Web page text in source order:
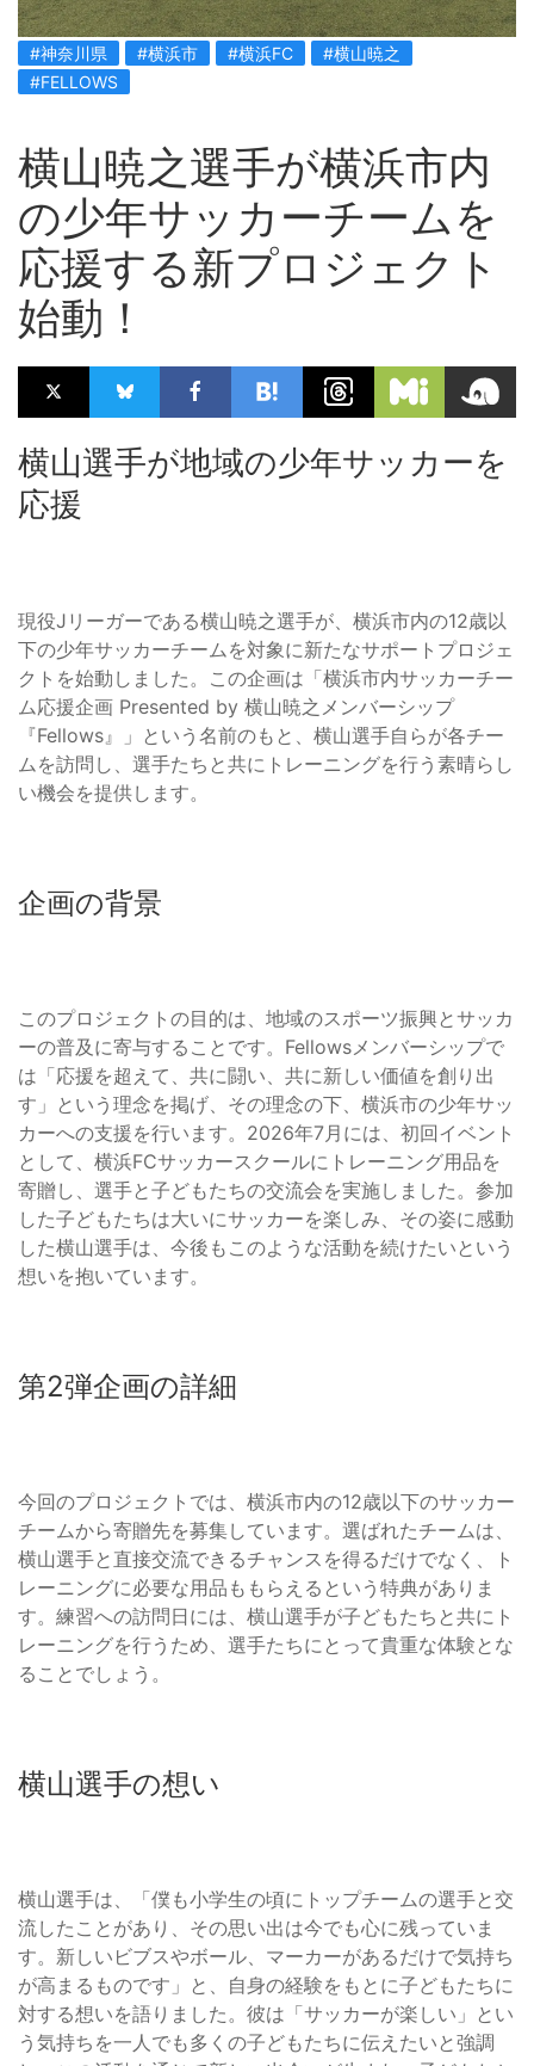
#神奈川県 #横浜市 #横浜FC
#横山暁之
#FELLOWS
横山暁之選手が横浜市内
の少年サッカーチームを
応援する新プロジェクト
始動！
横山選手が地域の少年サッカーを
応援
現役Jリーガーである横山暁之選手が、横浜市内の12歳以
下の少年サッカーチームを対象に新たなサポートプロジェ
クトを始動しました。この企画は「横浜市内サッカーチー
ム応援企画 Presented by 横山暁之メンバーシップ
『Fellows』」という名前のもと、横山選手自らが各チー
ムを訪問し、選手たちと共にトレーニングを行う素晴らし
い機会を提供します。
企画の背景
このプロジェクトの目的は、地域のスポーツ振興とサッカ
ーの普及に寄与することです。Fellowsメンバーシップで
は「応援を超えて、共に闘い、共に新しい価値を創り出
す」という理念を掲げ、その理念の下、横浜市の少年サッ
カーへの支援を行います。2026年7月には、初回イベント
として、横浜FCサッカースクールにトレーニング用品を
寄贈し、選手と子どもたちの交流会を実施しました。参加
した子どもたちは大いにサッカーを楽しみ、その姿に感動
した横山選手は、今後もこのような活動を続けたいという
想いを抱いています。
第2弾企画の詳細
今回のプロジェクトでは、横浜市内の12歳以下のサッカー
チームから寄贈先を募集しています。選ばれたチームは、
横山選手と直接交流できるチャンスを得るだけでなく、ト
レーニングに必要な用品ももらえるという特典がありま
す。練習への訪問日には、横山選手が子どもたちと共にト
レーニングを行うため、選手たちにとって貴重な体験とな
ることでしょう。
横山選手の想い
横山選手は、「僕も小学生の頃にトップチームの選手と交
流したことがあり、その思い出は今でも心に残っていま
す。新しいビブスやボール、マーカーがあるだけで気持ち
が高まるものです」と、自身の経験をもとに子どもたちに
対する想いを語りました。彼は「サッカーが楽しい」とい
う気持ちを一人でも多くの子どもたちに伝えたいと強調